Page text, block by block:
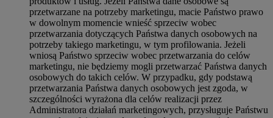
przetwarzane na potrzeby marketingu, macie Państwo prawo
w dowolnym momencie wnieść sprzeciw wobec
przetwarzania dotyczących Państwa danych osobowych na
potrzeby takiego marketingu, w tym profilowania. Jeżeli
wniosą Państwo sprzeciw wobec przetwarzania do celów
marketingu, nie będziemy mogli przetwarzać Państwa danych
osobowych do takich celów. W przypadku, gdy podstawą
przetwarzania Państwa danych osobowych jest zgoda, w
szczególności wyrażona dla celów realizacji przez
Administratora działań marketingowych, przysługuje Państwu